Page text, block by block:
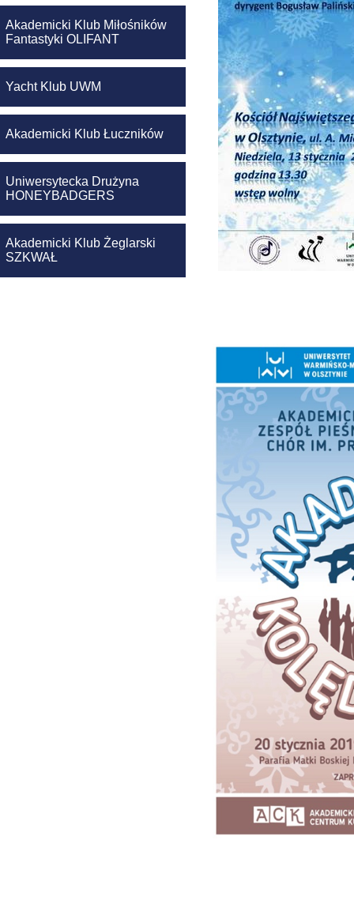
Akademicki Klub Miłośników
Fantastyki OLIFANT
Yacht Klub UWM
Akademicki Klub Łuczników
Uniwersytecka Drużyna
HONEYBADGERS
Akademicki Klub Żeglarski
SZKWAŁ